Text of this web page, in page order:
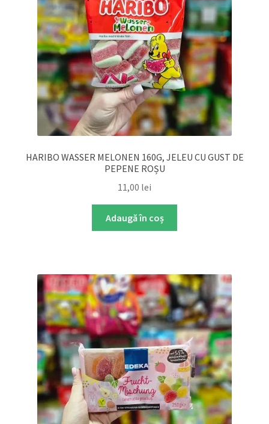
HARIBO WASSER MELONEN 160G, JELEU CU GUST DE
PEPENE ROȘU
11,00 lei
Adaugă în coș